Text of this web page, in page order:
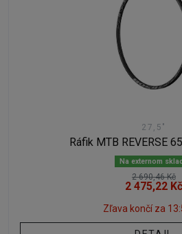
27,5"
Ráfik MTB REVERSE
Na externom
2 690,46 Kč
2 475,22 Kč
Zľava končí za